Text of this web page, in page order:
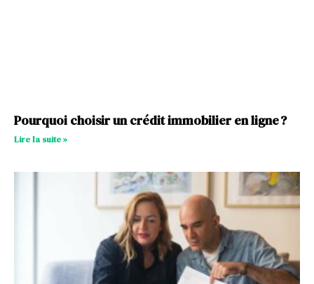
Pourquoi choisir un crédit immobilier en ligne ?
Lire la suite »